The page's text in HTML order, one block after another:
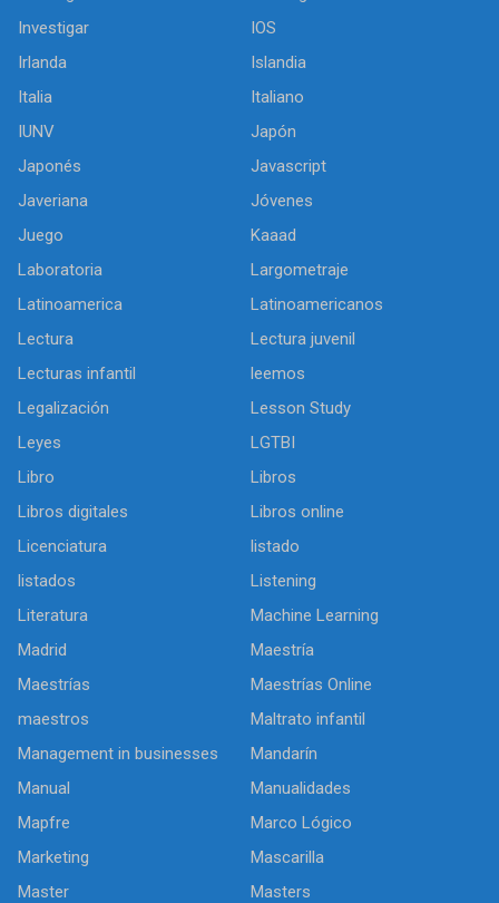
Investigar
IOS
Irlanda
Islandia
Italia
Italiano
IUNV
Japón
Japonés
Javascript
Javeriana
Jóvenes
Juego
Kaaad
Laboratoria
Largometraje
Latinoamerica
Latinoamericanos
Lectura
Lectura juvenil
Lecturas infantil
leemos
Legalización
Lesson Study
Leyes
LGTBI
Libro
Libros
Libros digitales
Libros online
Licenciatura
listado
listados
Listening
Literatura
Machine Learning
Madrid
Maestría
Maestrías
Maestrías Online
maestros
Maltrato infantil
Management in businesses
Mandarín
Manual
Manualidades
Mapfre
Marco Lógico
Marketing
Mascarilla
Master
Masters